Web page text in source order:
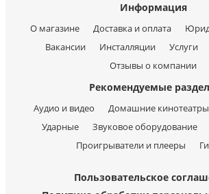
Информация
О магазине Доставка и оплата
Вакансии
Инсталляции Услуги
Отзывы о компании
Рекомендуемые
Аудио и видео Домашние кинотеатры
Ударные
Звуковое оборудование
Проигрыватели и плееры
Пользовательское